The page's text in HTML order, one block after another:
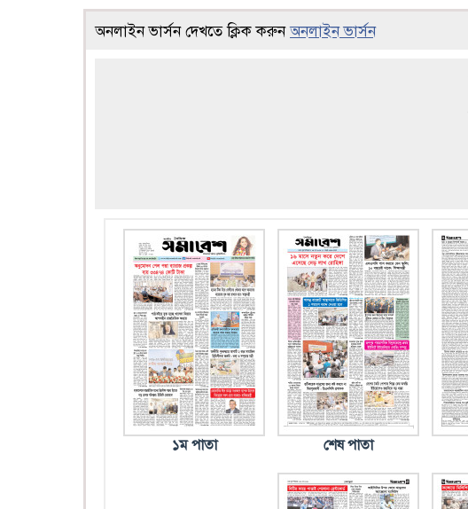
অনলাইন ভার্সন দেখতে ক্লিক করুনঅনলাইন ভার্সন
১ম পাতা শেষ পাতা